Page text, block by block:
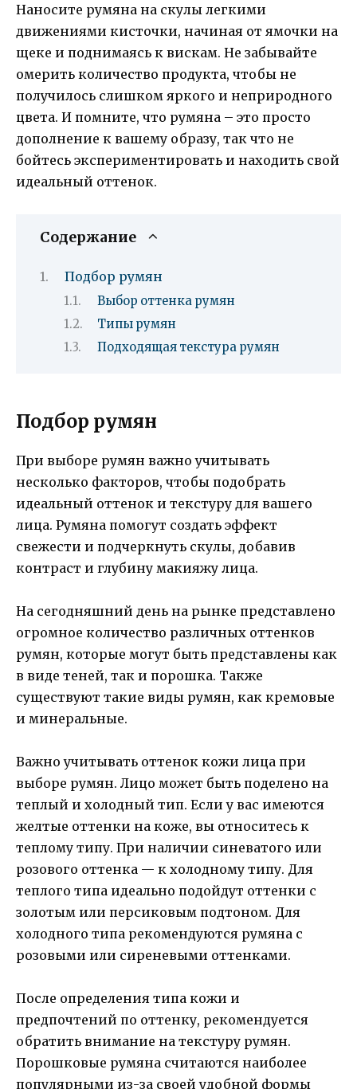
Наносите румяна на скулы легкими
движениями кисточки, начиная от ямочки на
щеке и поднимаясь к вискам. Не забывайте
омерить количество продукта, чтобы не
получилось слишком яркого и неприродного
цвета. И помните, что румяна – это просто
дополнение к вашему образу, так что не
бойтесь экспериментировать и находить свой
идеальный оттенок.
Содержание
Подбор румян
Выбор оттенка румян
Типы румян
Подходящая текстура румян
Подбор румян
При выборе румян важно учитывать
несколько факторов, чтобы подобрать
идеальный оттенок и текстуру для вашего
лица. Румяна помогут создать эффект
свежести и подчеркнуть скулы, добавив
контраст и глубину макияжу лица.
На сегодняшний день на рынке представлено
огромное количество различных оттенков
румян, которые могут быть представлены как
в виде теней, так и порошка. Также
существуют такие виды румян, как кремовые
и минеральные.
Важно учитывать оттенок кожи лица при
выборе румян. Лицо может быть поделено на
теплый и холодный тип. Если у вас имеются
желтые оттенки на коже, вы относитесь к
теплому типу. При наличии синеватого или
розового оттенка — к холодному типу. Для
теплого типа идеально подойдут оттенки с
золотым или персиковым подтоном. Для
холодного типа рекомендуются румяна с
розовыми или сиреневыми оттенками.
После определения типа кожи и
предпочтений по оттенку, рекомендуется
обратить внимание на текстуру румян.
Порошковые румяна считаются наиболее
популярными из-за своей удобной формы